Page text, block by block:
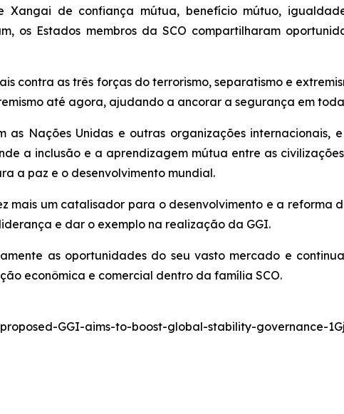
Xangai de confiança mútua, benefício mútuo,
os Estados membros da SCO compartilharam
contra as três forças do terrorismo, separatismo e
até agora, ajudando a ancorar a segurança em
Nações Unidas e outras organizações internacionais,
a inclusão e a aprendizagem mútua entre as
a paz e o desenvolvimento mundial.
mais um catalisador para o desenvolvimento e a reforma
e dar o exemplo na realização da GGI.
as oportunidades do seu vasto mercado e
econômica e comercial dentro da família SCO.
GGI-aims-to-boost-global-stability-governance-